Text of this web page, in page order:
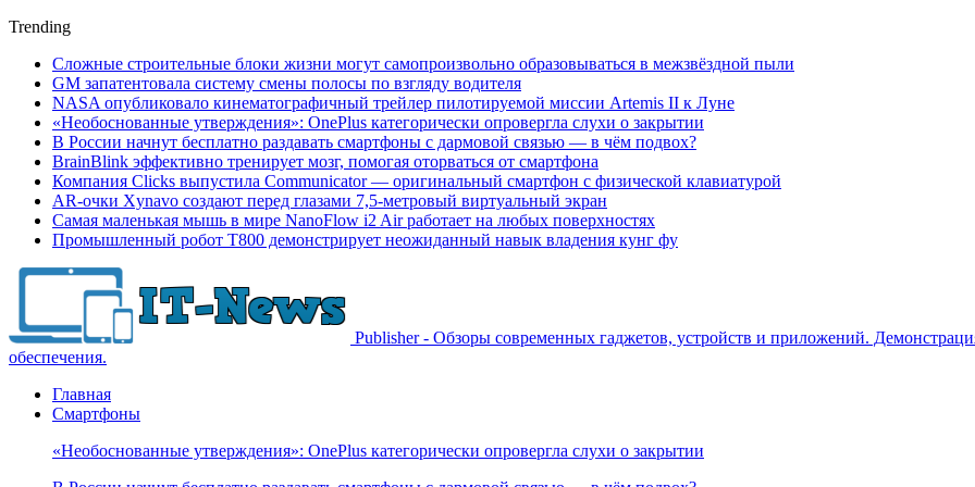
Trending
Сложные строительные блоки жизни могут самопроизвольно образовываться в межзвёздной пыли
GM запатентовала систему смены полосы по взгляду водителя
NASA опубликовало кинематографичный трейлер пилотируемой миссии Artemis II к Луне
«Необоснованные утверждения»: OnePlus категорически опровергла слухи о закрытии
В России начнут бесплатно раздавать смартфоны с дармовой связью — в чём подвох?
BrainBlink эффективно тренирует мозг, помогая оторваться от смартфона
Компания Clicks выпустила Communicator — оригинальный смартфон с физической клавиатурой
AR-очки Xynavo создают перед глазами 7,5-метровый виртуальный экран
Самая маленькая мышь в мире NanoFlow i2 Air работает на любых поверхностях
Промышленный робот Т800 демонстрирует неожиданный навык владения кунг фу
Publisher - Обзоры современных гаджетов, устройств и приложений.
обеспечения.
Главная
Смартфоны
«Необоснованные утверждения»: OnePlus категорически опровергла слухи о закрытии